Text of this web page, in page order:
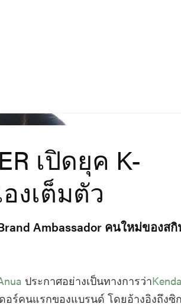
เปิดยุค K-
งเต็มตัว
Ambassador คนใหม่ของส
ประกาศอย่างเป็นทางการว่า
ร์คนแรกของแบรนด์ โดยอ้างอิงถึงซิก